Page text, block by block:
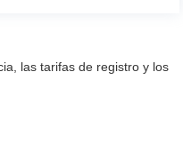
las tarifas de registro y los